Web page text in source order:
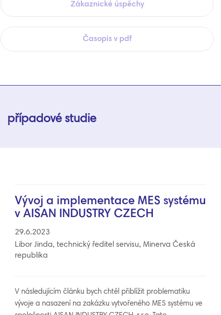
Zákaznické úspěchy
Časopis v pdf
případové studie
Vývoj a implementace MES systému
v AISAN INDUSTRY CZECH
29.6.2023
Libor Jinda, technický ředitel servisu, Minerva Česká
republika
V následujícím článku bych chtěl přiblížit problematiku
vývoje a nasazení na zakázku vytvořeného MES systému ve